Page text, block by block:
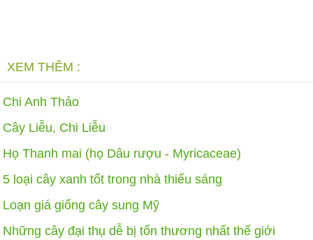
XEM THÊM :
Chi Anh Thảo
Cây Liễu, Chi Liễu
Họ Thanh mai (họ Dâu rượu - Myricaceae)
5 loại cây xanh tốt trong nhà thiếu sáng
Loạn giá giống cây sung Mỹ
Những cây đại thụ dễ bị tổn thương nhất thế giới